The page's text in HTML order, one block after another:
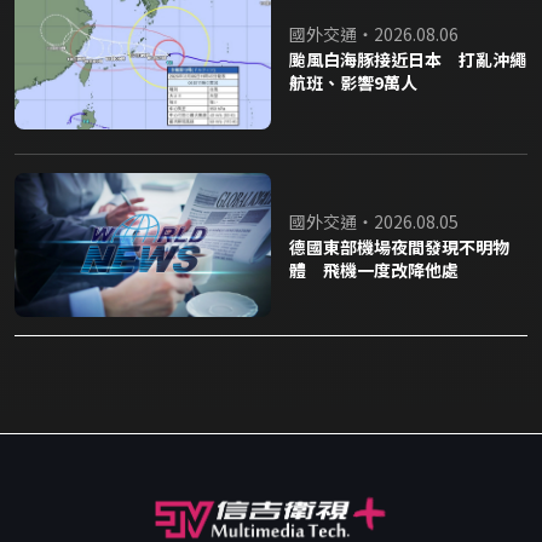
國外交通・2026.08.06
颱風白海豚接近日本 打亂沖繩
航班、影響9萬人
國外交通・2026.08.05
德國東部機場夜間發現不明物
體 飛機一度改降他處